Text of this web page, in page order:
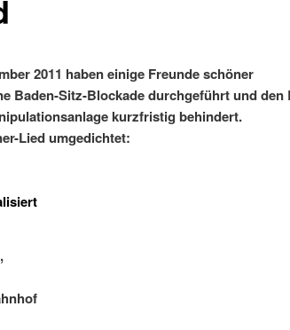
2011 haben einige Freunde schöner
Baden-Sitz-Blockade durchgeführt und den
kurzfristig behindert.
Lied umgedichtet: